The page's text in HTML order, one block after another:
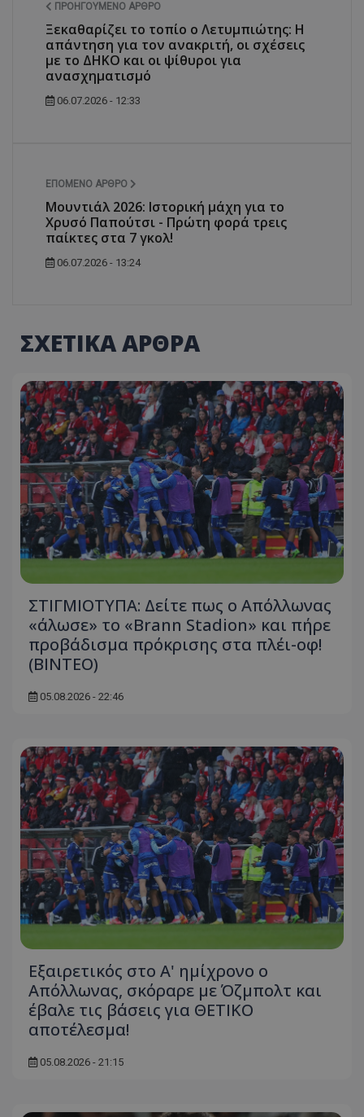
ΠΡΟΗΓΟΎΜΕΝΟ ΆΡΘΡΟ
Ξεκαθαρίζει το τοπίο ο Λετυμπιώτης: Η
απάντηση για τον ανακριτή, οι σχέσεις
με το ΔΗΚΟ και οι ψίθυροι για
ανασχηματισμό
06.07.2026 - 12:33
ΕΠΌΜΕΝΟ ΆΡΘΡΟ
Μουντιάλ 2026: Ιστορική μάχη για το
Χρυσό Παπούτσι - Πρώτη φορά τρεις
παίκτες στα 7 γκολ!
06.07.2026 - 13:24
ΣΧΕΤΙΚΑ ΑΡΘΡΑ
ΣΤΙΓΜΙΟΤΥΠΑ: Δείτε πως ο Απόλλωνας
«άλωσε» το «Brann Stadion» και πήρε
προβάδισμα πρόκρισης στα πλέι-οφ!
(ΒΙΝΤΕΟ)
05.08.2026 - 22:46
Εξαιρετικός στο Α' ημίχρονο ο
Απόλλωνας, σκόραρε με Όζμπολτ και
έβαλε τις βάσεις για ΘΕΤΙΚΟ
αποτέλεσμα!
05.08.2026 - 21:15